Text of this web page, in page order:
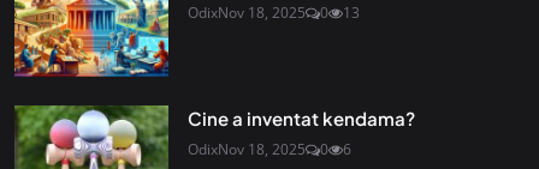
OdixNov 18, 2025 0 13
Cine a inventat kendama?
OdixNov 18, 2025 0 6